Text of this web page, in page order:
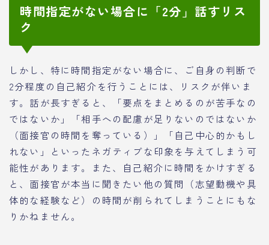
時間指定がない場合に「2分」話すリス
ク
しかし、特に時間指定がない場合に、ご自身の判断で
2分程度の自己紹介を行うことには、リスクが伴いま
す。話が長すぎると、「要点をまとめるのが苦手なの
ではないか」「相手への配慮が足りないのではないか
（面接官の時間を奪っている）」「自己中心的かもし
れない」といったネガティブな印象を与えてしまう可
能性があります。また、自己紹介に時間をかけすぎる
と、面接官が本当に聞きたい他の質問（志望動機や具
体的な経験など）の時間が削られてしまうことにもな
りかねません。